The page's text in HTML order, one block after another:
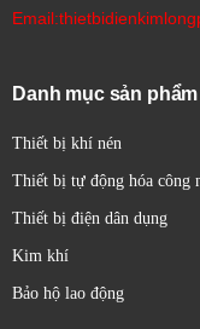
Danh mục sản phẩm
Thiết bị khí nén
Thiết bị tự động hóa công
Thiết bị điện dân dụng
Kim khí
Bảo hộ lao động